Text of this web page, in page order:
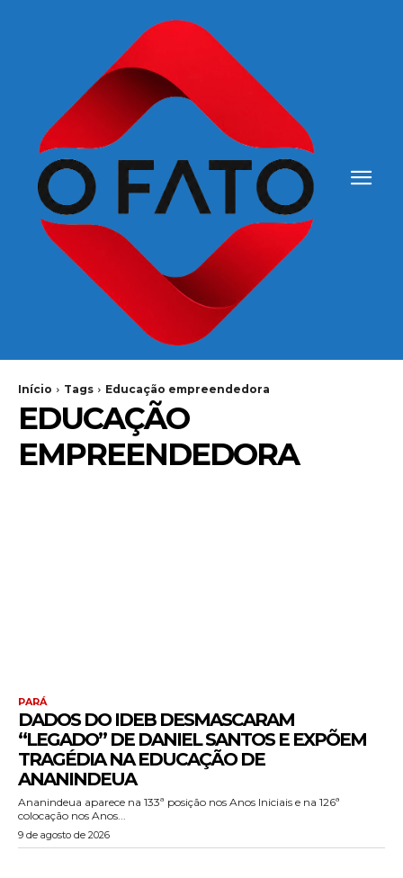
Início Tags Educação empreendedora
EDUCAÇÃO
EMPREENDEDORA
PARÁ
DADOS DO IDEB DESMASCARAM
“LEGADO” DE DANIEL SANTOS E EXPÕEM
TRAGÉDIA NA EDUCAÇÃO DE
ANANINDEUA
Ananindeua aparece na 133ª posição nos Anos Iniciais e na 126ª
colocação nos Anos...
9 de agosto de 2026